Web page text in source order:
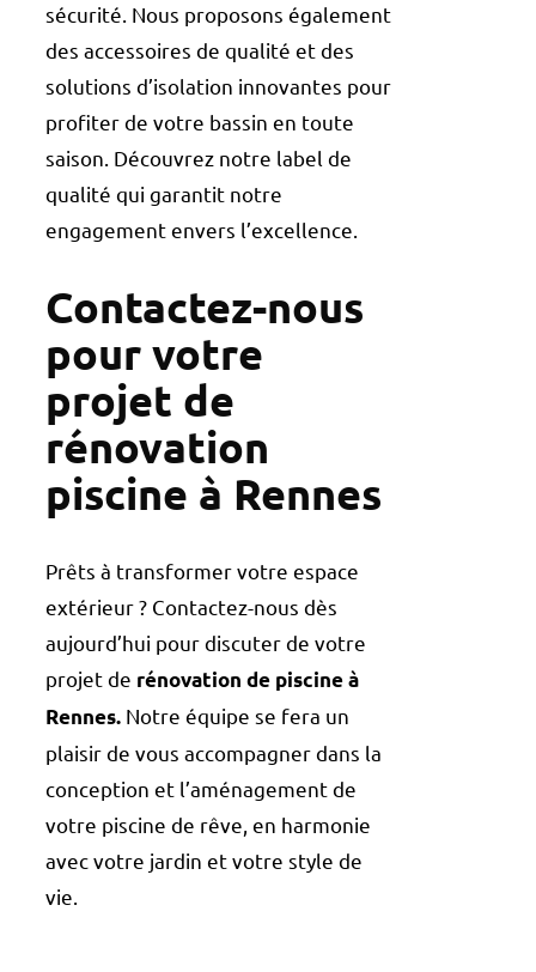
sécurité. Nous proposons également
des accessoires de qualité et des
solutions d’isolation innovantes pour
profiter de votre bassin en toute
saison. Découvrez notre label de
qualité qui garantit notre
engagement envers l’excellence.
Contactez-nous
pour votre
projet de
rénovation
piscine à Rennes
Prêts à transformer votre espace
extérieur ? Contactez-nous dès
aujourd’hui pour discuter de votre
projet de rénovation de piscine à
Rennes. Notre équipe se fera un
plaisir de vous accompagner dans la
conception et l’aménagement de
votre piscine de rêve, en harmonie
avec votre jardin et votre style de
vie.